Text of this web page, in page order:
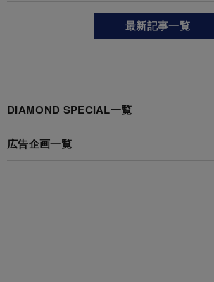
最新記事一覧
DIAMOND SPECIAL一覧
広告企画一覧